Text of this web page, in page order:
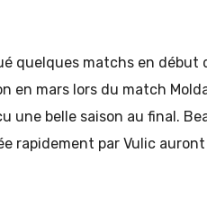
quelques matchs en début
en mars lors du match
une belle saison au final.
rapidement par Vulic